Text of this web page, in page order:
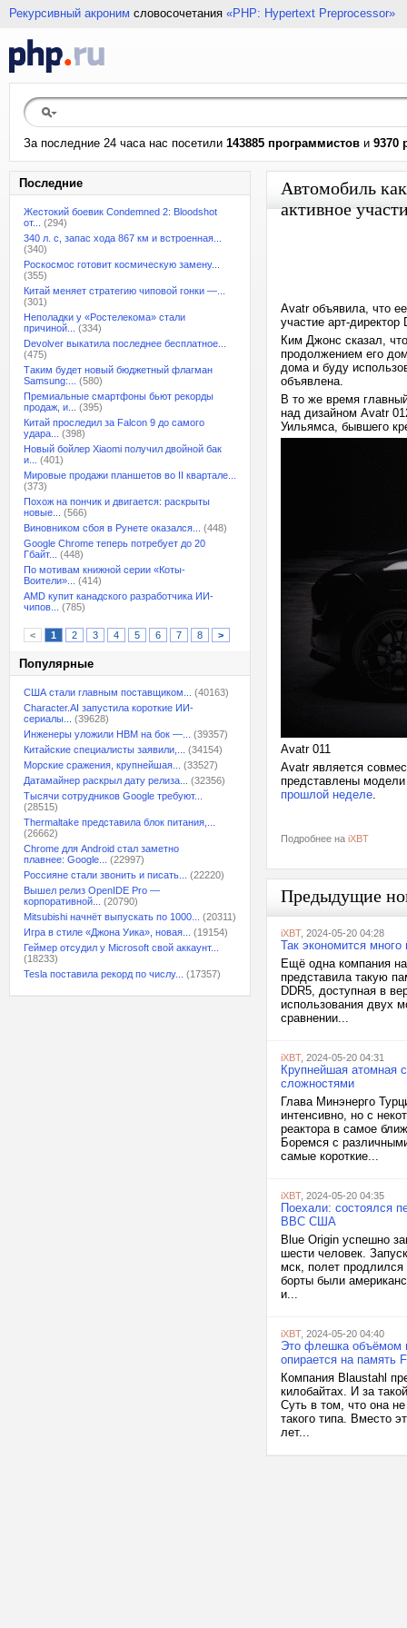
Рекурсивный акроним словосочетания «PHP: Hypertext Preprocessor»
За последние 24 часа нас посетили 143885 программистов и 9370
Последние
Жестокий боевик Condemned 2: Bloodshot
от...
(294)
340 л. с, запас хода 867 км и встроенная...
(340)
Роскосмос готовит космическую замену...
(355)
Китай меняет стратегию чиповой гонки —...
(301)
Неполадки у «Ростелекома» стали
причиной...
(334)
Devolver выкатила последнее бесплатное...
(475)
Таким будет новый бюджетный флагман
Samsung:...
(580)
Премиальные смартфоны бьют рекорды
продаж, и...
(395)
Китай проследил за Falcon 9 до самого
удара...
(398)
Новый бойлер Xiaomi получил двойной бак
и...
(401)
Мировые продажи планшетов во II квартале...
(373)
Похож на пончик и двигается: раскрыты
новые...
(566)
Виновником сбоя в Рунете оказался...
(448)
Google Chrome теперь потребует до 20
Гбайт...
(448)
По мотивам книжной серии «Коты-
Воители»...
(414)
AMD купит канадского разработчика ИИ-
чипов...
(785)
< 1 2 3 4 5 6 7 8 >
Популярные
США стали главным поставщиком...
(40163)
Character.AI запустила короткие ИИ-
сериалы...
(39628)
Инженеры уложили HBM на бок —...
(39357)
Китайские специалисты заявили,...
(34154)
Морские сражения, крупнейшая...
(33527)
Датамайнер раскрыл дату релиза...
(32356)
Тысячи сотрудников Google требуют...
(28515)
Thermaltake представила блок питания,...
(26662)
Chrome для Android стал заметно
плавнее: Google...
(22997)
Россияне стали звонить и писать...
(22220)
Вышел релиз OpenIDE Pro —
корпоративной...
(20790)
Mitsubishi начнёт выпускать по 1000...
(20311)
Игра в стиле «Джона Уика», новая...
(19154)
Геймер отсудил у Microsoft свой аккаунт...
(18233)
Tesla поставила рекорд по числу...
(17357)
Автомобиль
активное
Avatr объявила, что
участие арт-
Ким Джонс сказал,
продолжением его
дома и буду
объявлена.
В то же время
над дизайном Avatr
Уильямса, бывшего
Avatr 011
Avatr является
представлены
прошлой неделе.
Подробнее на iXBT
Предыдущие
iXBT, 2024-05-20 04:28
Так экономится
Ещё одна компания
представила такую
DDR5, доступная в
использования двух
сравнении...
iXBT, 2024-05-20 04:31
Крупнейшая атомная
сложностями
Глава Минэнерго
интенсивно, но с
реактора в самое
Боремся с
самые короткие...
iXBT, 2024-05-20 04:35
Поехали: состоялся
ВВС США
Blue Origin успешно
шести человек.
мск, полет продлился
борты были
и...
iXBT, 2024-05-20 04:40
Это флешка объёмом
опирается на память
Компания Blaustahl
килобайтах. И за
Суть в том, что она
такого типа. Вместо
лет...